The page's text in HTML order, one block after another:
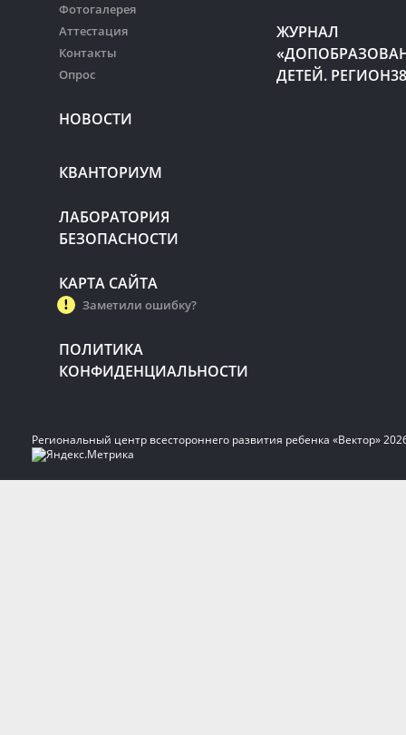
Фотогалерея
Аттестация
Контакты
Опрос
НОВОСТИ
ЖУРНАЛ
ДЕТЕЙ.
КВАНТОРИУМ
ЛАБОРАТОРИЯ
БЕЗОПАСНОСТИ
КАРТА САЙТА
Заметили ошибку?
ПОЛИТИКА
КОНФИДЕНЦИАЛЬНОСТИ
Региональный центр всестороннего развития ребенка «Вектор»